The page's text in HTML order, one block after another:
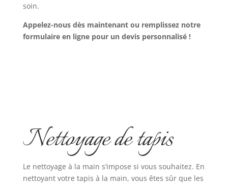
soin.
Appelez-nous dès maintenant ou remplissez notre
formulaire en ligne pour un devis personnalisé !
Nettoyage de tapis
Le nettoyage à la main s’impose si vous souhaitez. En
nettoyant votre tapis à la main, vous êtes sûr que les